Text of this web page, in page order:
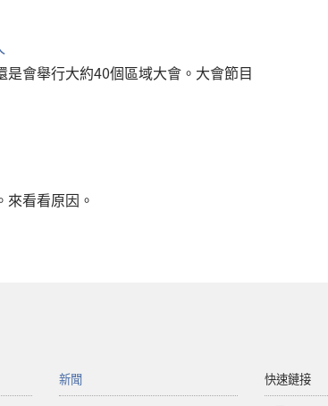
會舉行大約40個區域大會。大會節目
看看原因。
新聞 快速鏈接